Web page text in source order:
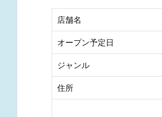
店舗名
オープン予定日
ジャンル
住所